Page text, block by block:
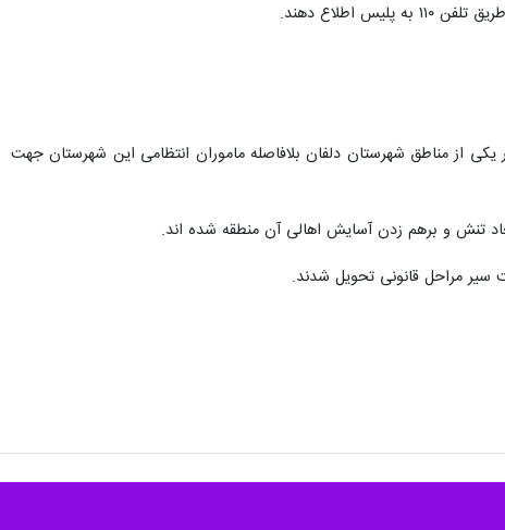
دهند.
بر یک فقره نزاع دسته جمعی در یکی از مناطق شهرستان دلفان بلافاصله ماموران انتظامی این شهرستان جهت
تنش و برهم زدن آسایش اهالی آن منطقه شده اند.
سیر مراحل قانونی تحویل شدند.